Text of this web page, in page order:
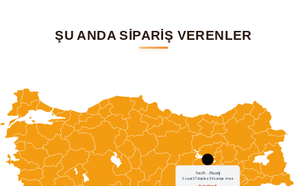
ŞU ANDA SİPARİŞ VERENLER